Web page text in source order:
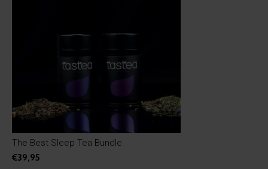
The Best Sleep Tea Bundle
€39,95